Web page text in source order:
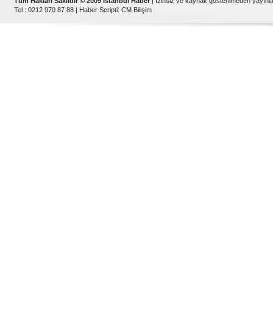
Tel : 0212 970 87 88 | Haber Scripti: CM Bilişim